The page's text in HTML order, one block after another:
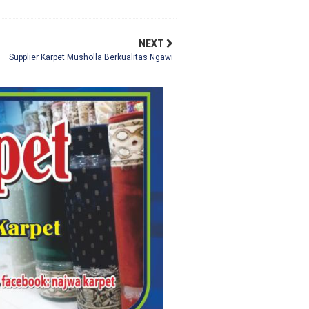
NEXT
Supplier Karpet Musholla Berkualitas Ngawi